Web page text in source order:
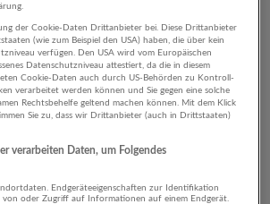
Ingenieurwesen
Unterhaltung und
Unternehmen
der Cookie-Daten Drittanbieter bei. Diese Drittanbieter
(wie zum Beispiel den USA) haben, die über kein
verfügen. Den USA wird vom Europäischen
Datenschutzniveau attestiert, da die in diesem
Cookie-Daten auch durch US-Behörden zu Kontroll-
verarbeitet werden können und Sie gegen eine solche
Rechtsbehelfe geltend machen können. Mit dem Klick
Sie zu, dass wir Drittanbieter (auch in Drittstaaten)
verarbeiten Daten, um Folgendes
Endgeräteeigenschaften zur Identifikation
von oder Zugriff auf Informationen auf einem Endgerät.